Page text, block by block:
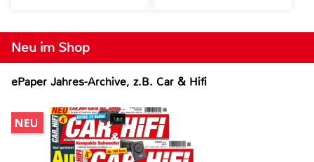
Neu im Shop
ePaper Jahres-Archive, z.B. Car & Hifi